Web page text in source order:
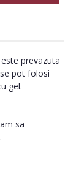
prevazuta
pot folosi
gel.
sa